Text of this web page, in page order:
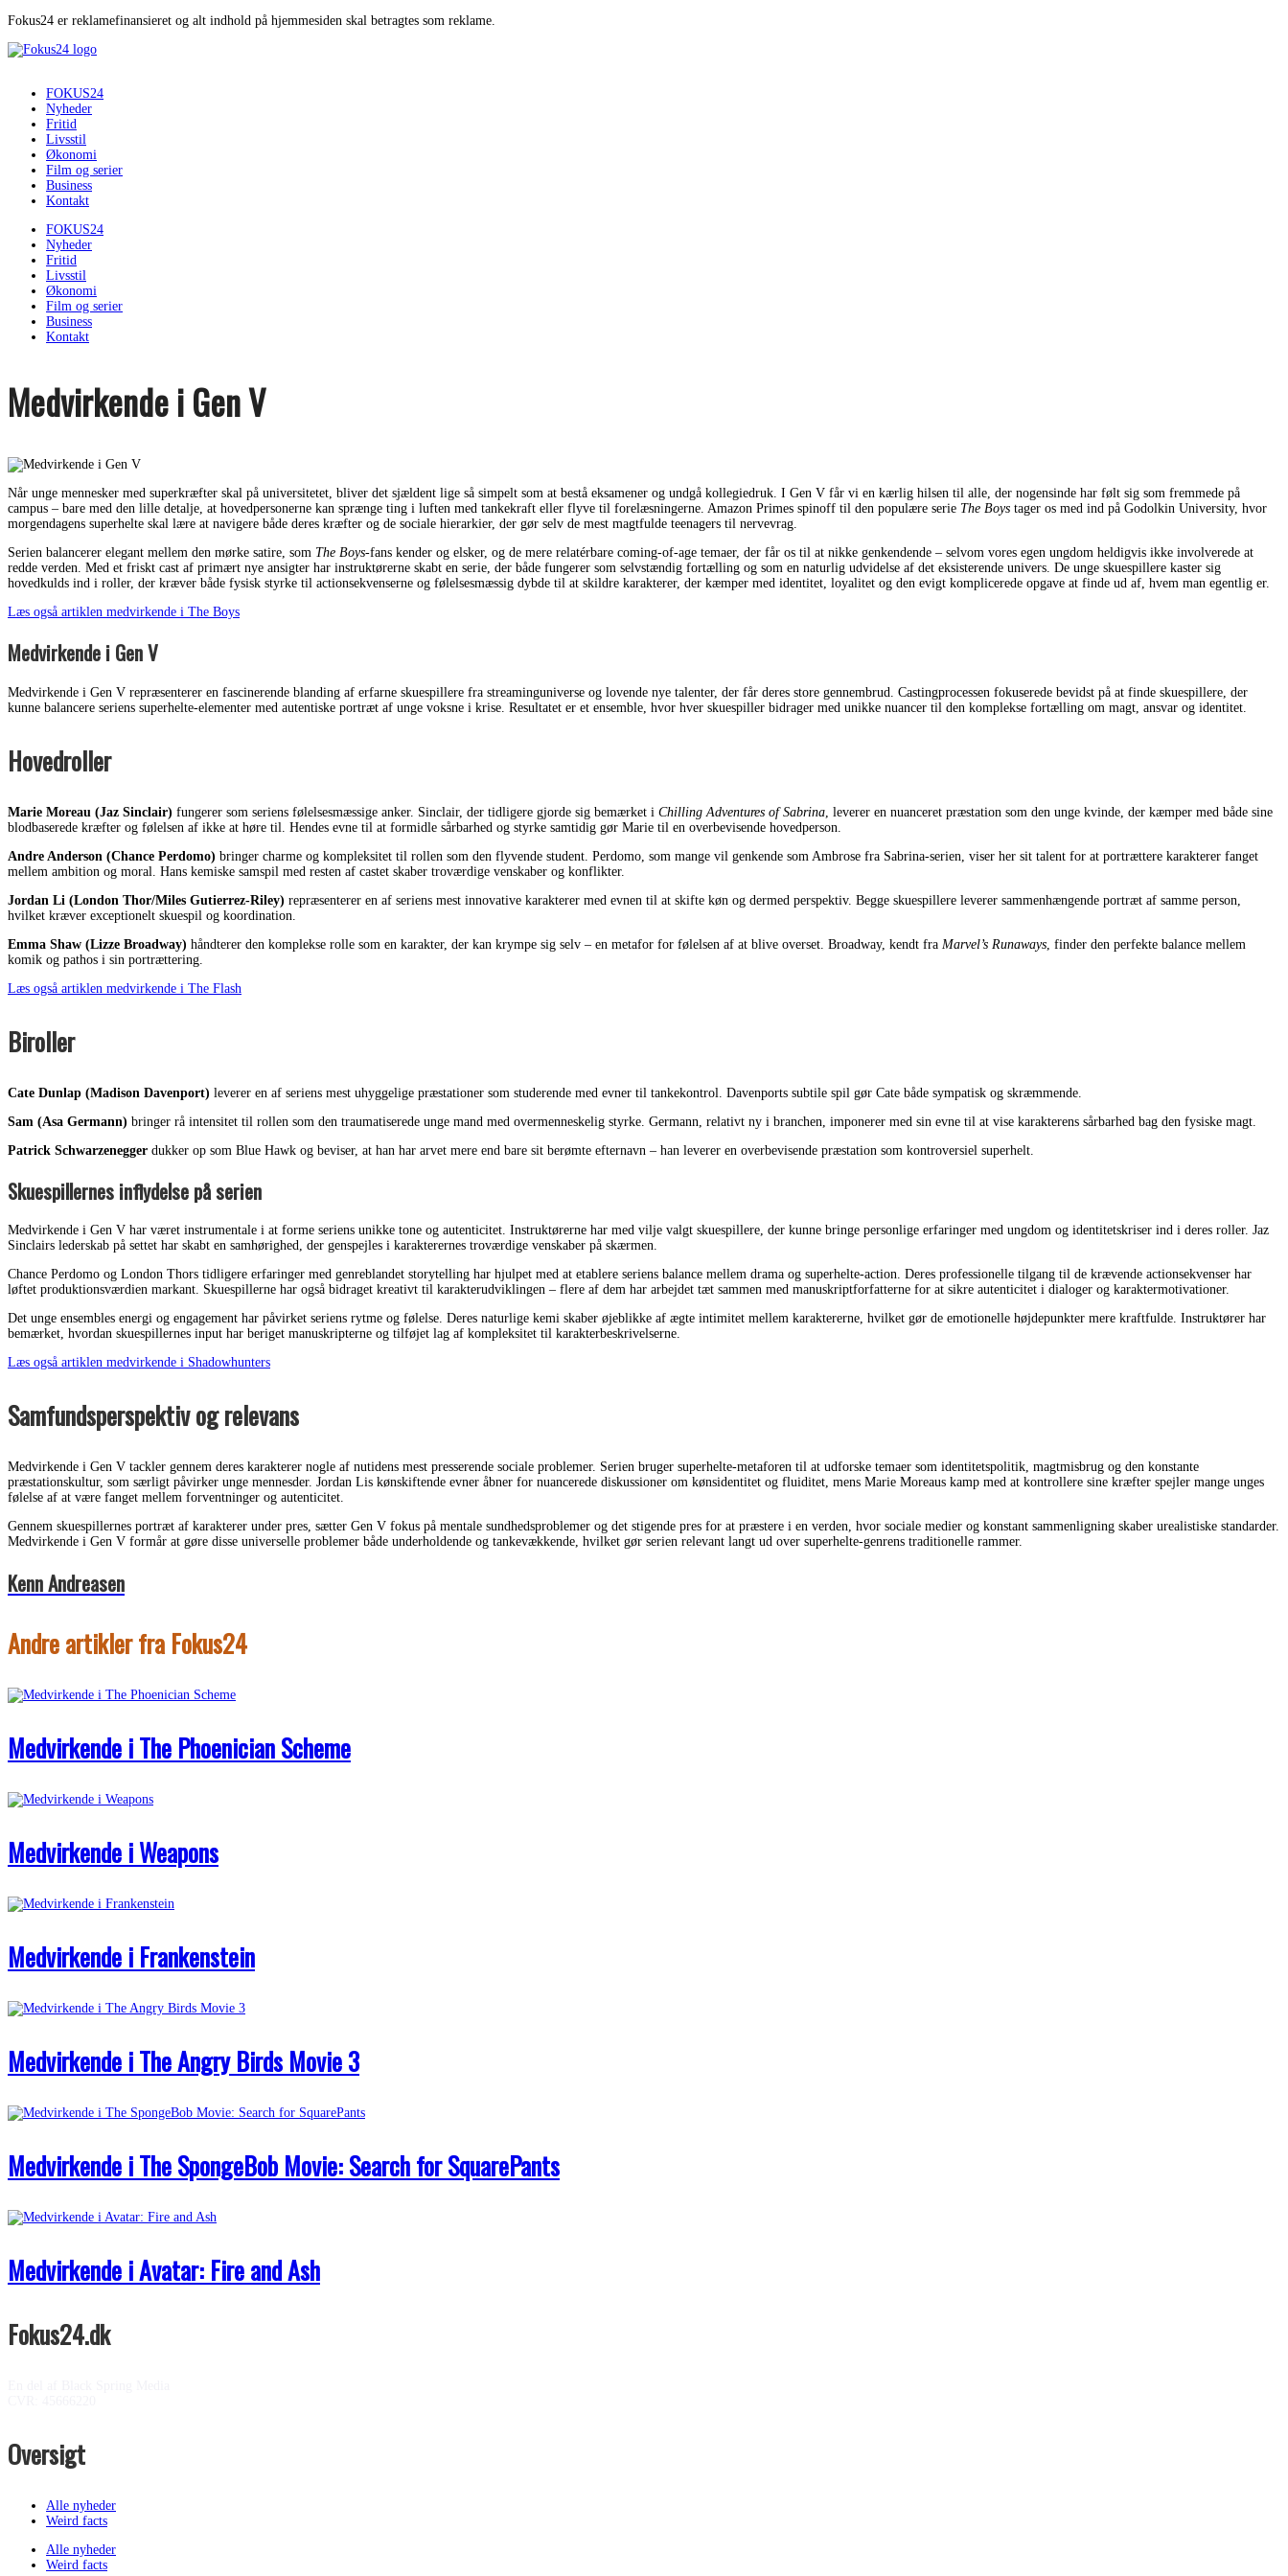
Fokus24 er reklamefinansieret og alt indhold på hjemmesiden skal betragtes som reklame.
FOKUS24
Nyheder
Fritid
Livsstil
Økonomi
Film og serier
Business
Kontakt
FOKUS24
Nyheder
Fritid
Livsstil
Økonomi
Film og serier
Business
Kontakt
Medvirkende i Gen V
Når unge mennesker med superkræfter skal på universitetet, bliver det sjældent lige så simpelt som at bestå eksamener og undgå kollegiedruk. I Gen V får vi en kærlig hilsen til alle, der nogensinde har følt sig som fremmede på
campus – bare med den lille detalje, at hovedpersonerne kan sprænge ting i luften med tankekraft eller flyve til forelæsningerne. Amazon Primes spinoff til den populære serie The Boys tager os med ind på Godolkin University, hvor
morgendagens superhelte skal lære at navigere både deres kræfter og de sociale hierarkier, der gør selv de mest magtfulde teenagers til nervevrag.
Serien balancerer elegant mellem den mørke satire, som The Boys-fans kender og elsker, og de mere relatérbare coming-of-age temaer, der får os til at nikke genkendende – selvom vores egen ungdom heldigvis ikke involverede at
redde verden. Med et friskt cast af primært nye ansigter har instruktørerne skabt en serie, der både fungerer som selvstændig fortælling og som en naturlig udvidelse af det eksisterende univers. De unge skuespillere kaster sig
hovedkulds ind i roller, der kræver både fysisk styrke til actionsekvenserne og følelsesmæssig dybde til at skildre karakterer, der kæmper med identitet, loyalitet og den evigt komplicerede opgave at finde ud af, hvem man egentlig er.
Læs også artiklen medvirkende i The Boys
Medvirkende i Gen V
Medvirkende i Gen V repræsenterer en fascinerende blanding af erfarne skuespillere fra streaminguniverse og lovende nye talenter, der får deres store gennembrud. Castingprocessen fokuserede bevidst på at finde skuespillere, der
kunne balancere seriens superhelte-elementer med autentiske portræt af unge voksne i krise. Resultatet er et ensemble, hvor hver skuespiller bidrager med unikke nuancer til den komplekse fortælling om magt, ansvar og identitet.
Hovedroller
Marie Moreau (Jaz Sinclair) fungerer som seriens følelsesmæssige anker. Sinclair, der tidligere gjorde sig bemærket i Chilling Adventures of Sabrina , leverer en nuanceret præstation som den unge kvinde, der kæmper med både sine
blodbaserede kræfter og følelsen af ikke at høre til. Hendes evne til at formidle sårbarhed og styrke samtidig gør Marie til en overbevisende hovedperson.
Andre Anderson (Chance Perdomo) bringer charme og kompleksitet til rollen som den flyvende student. Perdomo, som mange vil genkende som Ambrose fra Sabrina-serien, viser her sit talent for at portrættere karakterer fanget
mellem ambition og moral. Hans kemiske samspil med resten af castet skaber troværdige venskaber og konflikter.
Jordan Li (London Thor/Miles Gutierrez-Riley) repræsenterer en af seriens mest innovative karakterer med evnen til at skifte køn og dermed perspektiv. Begge skuespillere leverer sammenhængende portræt af samme person,
hvilket kræver exceptionelt skuespil og koordination.
Emma Shaw (Lizze Broadway) håndterer den komplekse rolle som en karakter, der kan krympe sig selv – en metafor for følelsen af at blive overset. Broadway, kendt fra Marvel’s Runaways , finder den perfekte balance mellem
komik og pathos i sin portrættering.
Læs også artiklen medvirkende i The Flash
Biroller
Cate Dunlap (Madison Davenport) leverer en af seriens mest uhyggelige præstationer som studerende med evner til tankekontrol. Davenports subtile spil gør Cate både sympatisk og skræmmende.
Sam (Asa Germann) bringer rå intensitet til rollen som den traumatiserede unge mand med overmenneskelig styrke. Germann, relativt ny i branchen, imponerer med sin evne til at vise karakterens sårbarhed bag den fysiske magt.
Patrick Schwarzenegger dukker op som Blue Hawk og beviser, at han har arvet mere end bare sit berømte efternavn – han leverer en overbevisende præstation som kontroversiel superhelt.
Skuespillernes inflydelse på serien
Medvirkende i Gen V har været instrumentale i at forme seriens unikke tone og autenticitet. Instruktørerne har med vilje valgt skuespillere, der kunne bringe personlige erfaringer med ungdom og identitetskriser ind i deres roller. Jaz
Sinclairs lederskab på settet har skabt en samhørighed, der genspejles i karakterernes troværdige venskaber på skærmen.
Chance Perdomo og London Thors tidligere erfaringer med genreblandet storytelling har hjulpet med at etablere seriens balance mellem drama og superhelte-action. Deres professionelle tilgang til de krævende actionsekvenser har
løftet produktionsværdien markant. Skuespillerne har også bidraget kreativt til karakterudviklingen – flere af dem har arbejdet tæt sammen med manuskriptforfatterne for at sikre autenticitet i dialoger og karaktermotivationer.
Det unge ensembles energi og engagement har påvirket seriens rytme og følelse. Deres naturlige kemi skaber øjeblikke af ægte intimitet mellem karaktererne, hvilket gør de emotionelle højdepunkter mere kraftfulde. Instruktører har
bemærket, hvordan skuespillernes input har beriget manuskripterne og tilføjet lag af kompleksitet til karakterbeskrivelserne.
Læs også artiklen medvirkende i Shadowhunters
Samfundsperspektiv og relevans
Medvirkende i Gen V tackler gennem deres karakterer nogle af nutidens mest presserende sociale problemer. Serien bruger superhelte-metaforen til at udforske temaer som identitetspolitik, magtmisbrug og den konstante
præstationskultur, som særligt påvirker unge mennesder. Jordan Lis kønskiftende evner åbner for nuancerede diskussioner om kønsidentitet og fluiditet, mens Marie Moreaus kamp med at kontrollere sine kræfter spejler mange unges
følelse af at være fanget mellem forventninger og autenticitet.
Gennem skuespillernes portræt af karakterer under pres, sætter Gen V fokus på mentale sundhedsproblemer og det stigende pres for at præstere i en verden, hvor sociale medier og konstant sammenligning skaber urealistiske standarder.
Medvirkende i Gen V formår at gøre disse universelle problemer både underholdende og tankevækkende, hvilket gør serien relevant langt ud over superhelte-genrens traditionelle rammer.
Kenn Andreasen
Andre artikler fra Fokus24
Medvirkende i The Phoenician Scheme
Medvirkende i Weapons
Medvirkende i Frankenstein
Medvirkende i The Angry Birds Movie 3
Medvirkende i The SpongeBob Movie: Search for SquarePants
Medvirkende i Avatar: Fire and Ash
Fokus24.dk
Oversigt
Alle nyheder
Weird facts
Alle nyheder
Weird facts